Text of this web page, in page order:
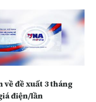
về đề xuất 3 tháng
điện/lần